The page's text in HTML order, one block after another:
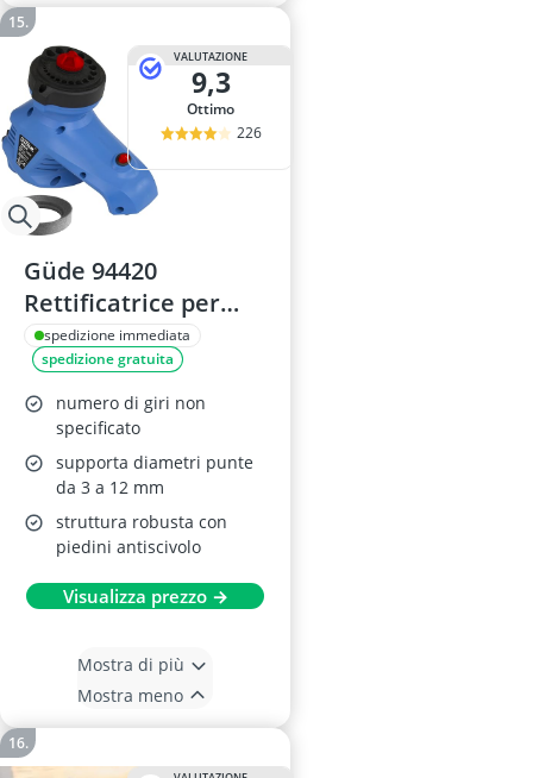
VALUTAZIONE
9,3
Ottimo
226
Güde 94420
Rettificatrice per
Punte da Trapano
GBS 95
spedizione immediata
spedizione gratuita
numero di giri non
specificato
supporta diametri punte
da 3 a 12 mm
struttura robusta con
piedini antiscivolo
Visualizza prezzo →
Mostra di più
Mostra meno